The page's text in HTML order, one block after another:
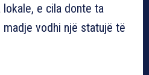
e cila donte ta
vodhi një statujë të